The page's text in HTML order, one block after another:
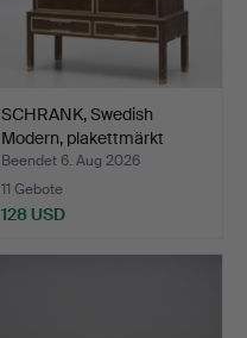
SCHRANK, Swedish
Modern, plakettmärkt
Bröd…
Beendet 6. Aug 2026
11 Gebote
128 USD